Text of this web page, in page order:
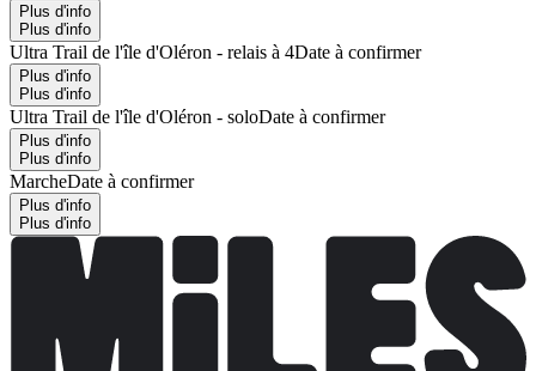
Plus d'info
Plus d'info
Ultra Trail de l'île d'Oléron - relais à 4Date à confirmer
Plus d'info
Plus d'info
Ultra Trail de l'île d'Oléron - soloDate à confirmer
Plus d'info
Plus d'info
MarcheDate à confirmer
Plus d'info
Plus d'info